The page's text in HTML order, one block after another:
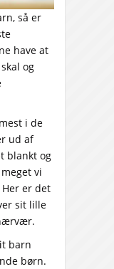
så er
have at
og
i de
ud af
blankt og
vi
er det
sit lille
barn
børn.